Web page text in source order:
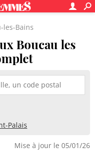
les-Bains
Boucau les
Palais
Mise à jour le 05/01/26